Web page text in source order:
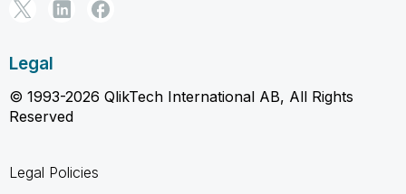
Legal
© 1993-2026 QlikTech International AB, All Rights
Reserved
Legal Policies